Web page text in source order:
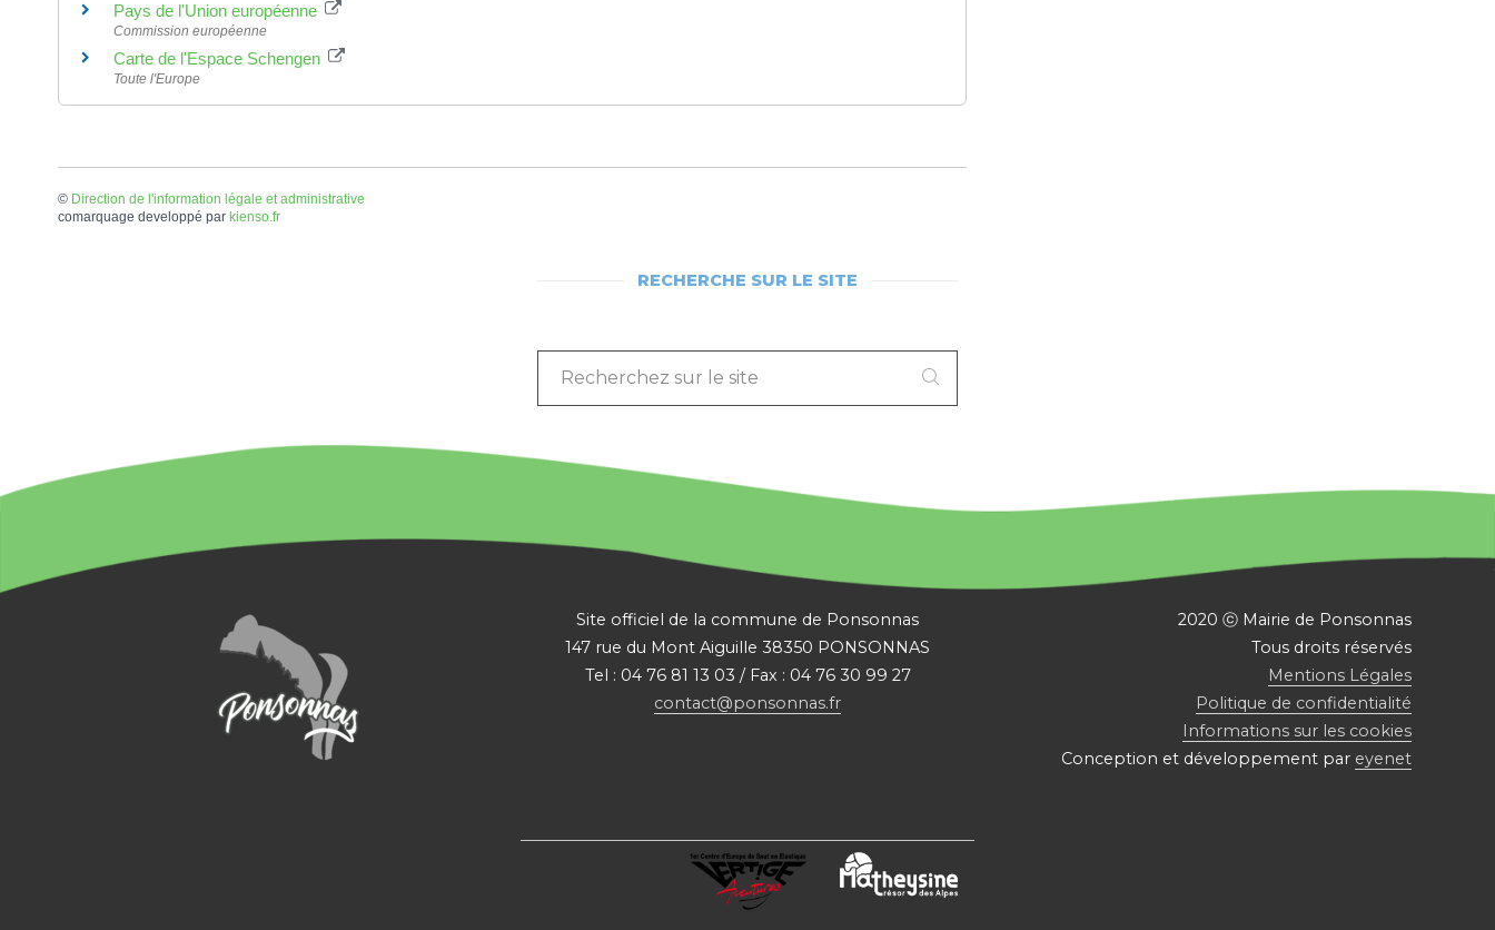
Pays de l'Union européenne
Commission européenne
Carte de l'Espace Schengen
Toute l'Europe
© Direction de l'information légale et administrative
comarquage developpé par kienso.fr
RECHERCHE SUR LE SITE
RECHERCHEZ
SUR
SITE
Site officiel de la commune de Ponsonnas
147 rue du Mont Aiguille 38350 PONSONNAS
Tel : 04 76 81 13 03 / Fax : 04 76 30 99 27
contact@ponsonnas.fr
2020 ⓒ Mairie de Ponsonnas
Tous droits réservés
Mentions Légales
Politique de confidentialité
Informations sur les cookies
Conception et développement par eyenet